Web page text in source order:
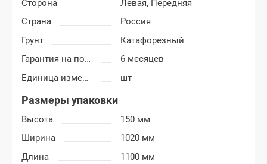
Сторона Левая, Передняя
Страна
Россия
Грунт
Катафорезный
Гарантия на покраску
6 месяцев
Единица измерения
шт
Размеры упаковки
Высота
150 мм
Ширина
1020 мм
Длина
1100 мм